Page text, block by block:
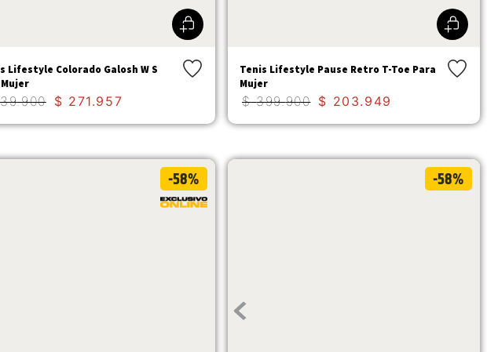
Lifestyle Colorado Galosh W S
.900 $ 271.957
Tenis Lifestyle Pause Retro T-Toe Para
Mujer
$ 399.900 $ 203. 949
-58% -58%